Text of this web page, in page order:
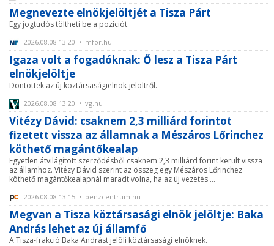
Megnevezte elnökjelöltjét a Tisza Párt
Egy jogtudós töltheti be a pozíciót.
2026.08.08 13:20 • mfor.hu
Igaza volt a fogadóknak: Ő lesz a Tisza Párt
elnökjelöltje
Döntöttek az új köztársaságielnök-jelöltről.
2026.08.08 13:20 • vg.hu
Vitézy Dávid: csaknem 2,3 milliárd forintot
fizetett vissza az államnak a Mészáros Lőrinchez
köthető magántőkealap
Egyetlen átvilágított szerződésből csaknem 2,3 milliárd forint került vissza
az államhoz. Vitézy Dávid szerint az összeg egy Mészáros Lőrinchez
köthető magántőkealapnál maradt volna, ha az új vezetés ...
2026.08.08 13:15 • penzcentrum.hu
Megvan a Tisza köztársasági elnök jelöltje: Baka
András lehet az új államfő
A Tisza-frakció Baka Andrást jelöli köztársasági elnöknek.